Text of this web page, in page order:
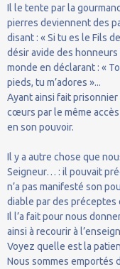
Il le tente par la
pierres deviennent des
disant : « Si tu es le Fils
désir avide des
monde en déclarant : «
pieds, tu m’adores »...
Ayant ainsi fait
cœurs par le même
en son pouvoir.
Il y a autre chose que
Seigneur… : il pouvait
n’a pas manifesté son
diable par des préceptes
Il l’a fait pour nous
ainsi à recourir à
Voyez quelle est la
Nous sommes emportés